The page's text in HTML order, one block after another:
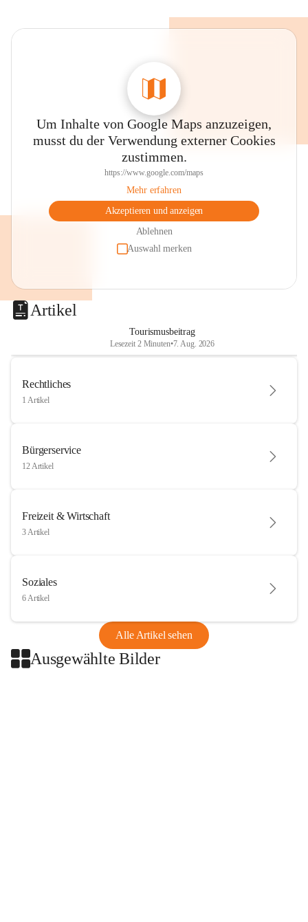
Um Inhalte von Google Maps anzuzeigen,
musst du der Verwendung externer Cookies
zustimmen.
https://www.google.com/maps
Mehr erfahren
Akzeptieren und anzeigen
Ablehnen
Auswahl merken
Artikel
Tourismusbeitrag
Lesezeit 2 Minuten•7. Aug. 2026
Rechtliches
1 Artikel
Bürgerservice
12 Artikel
Freizeit & Wirtschaft
3 Artikel
Soziales
6 Artikel
Alle Artikel sehen
Ausgewählte Bilder